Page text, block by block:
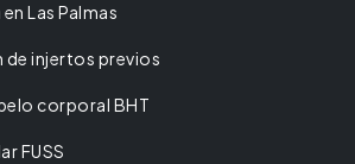
Las Palmas
injertos previos
corporal BHT
FUSS